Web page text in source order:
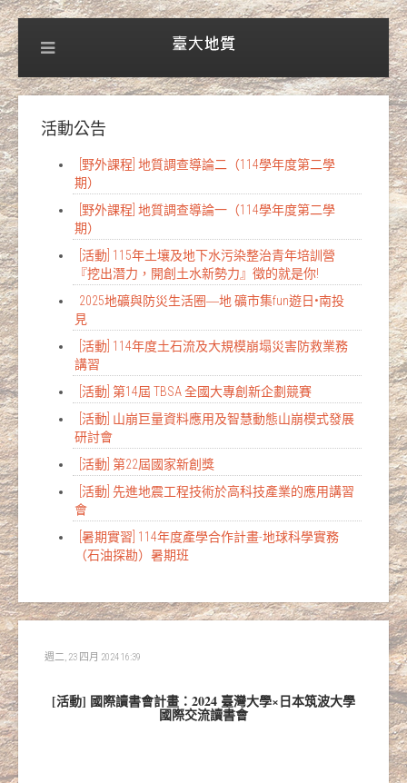
活動公告
[野外課程] 地質調查導論二（114學年度第二學
期）
[野外課程] 地質調查導論一（114學年度第二學
期）
[活動] 115年土壤及地下水污染整治青年培訓營
『挖出潛力，開創土水新勢力』徵的就是你!
2025地礦與防災生活圈―地 礦市集fun遊日•南投
見
[活動] 114年度土石流及大規模崩塌災害防救業務
講習
[活動] 第14屆 TBSA 全國大專創新企劃競賽
[活動] 山崩巨量資料應用及智慧動態山崩模式發展
研討會
[活動] 第22屆國家新創獎
[活動] 先進地震工程技術於高科技產業的應用講習
會
[暑期實習] 114年度產學合作計畫-地球科學實務
（石油探勘）暑期班
週二, 23 四月 2024 16:39
[活動] 國際讀書會計畫：2024 臺灣大學×日本筑波大學
國際交流讀書會